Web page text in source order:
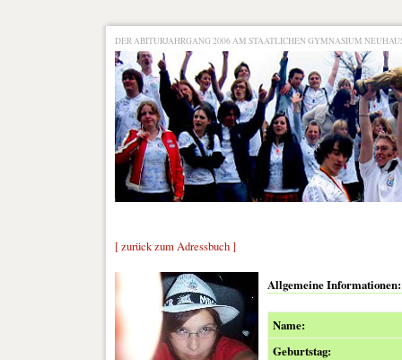
DER ABITURJAHRGANG 2006 AM STAATLICHEN GYMNASIUM
[ zurück zum Adressbuch ]
Allgemeine Informationen:
Name:
Geburtstag: